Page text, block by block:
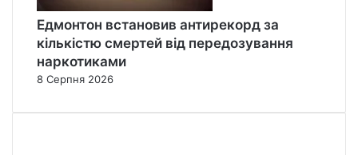
Едмонтон встановив антирекорд за
кількістю смертей від передозування
наркотиками
8 Серпня 2026